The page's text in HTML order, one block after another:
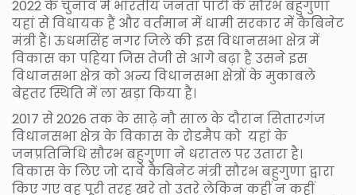
2022 के चुनाव में भारतीय जनता पार्टी के सौरभ बहुगुणा
यहां से विधायक हैं और वर्तमान में धामी सरकार में कैबिनेट
मंत्री हैं। ऊधमसिंह नगर जिले की इस विधानसभा क्षेत्र में
विकास का पहिया जिस तेजी से आगे बढ़ा है उसने इस
विधानसभा क्षेत्र को अन्य विधानसभा क्षेत्रों के मुकाबले
बेहतर स्थिति में ला खड़ा किया है।
2017 से 2026 तक के साढ़े नौ साल के दौरान सितारगंज
विधानसभा क्षेत्र के विकास के रोडमैप को यहां के
जनप्रतिनिधि सौरभ बहुगुणा ने धरातल पर उतारा है।
विकास के लिए जो दावे कैबिनेट मंत्री सौरभ बहुगुणा द्वारा
किए गए वह पूरी तरह खरे तो उतरे लेकिन कहीं न कहीं